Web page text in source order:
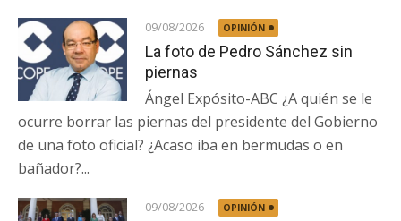
09/08/2026 OPINIÓN
La foto de Pedro Sánchez sin
piernas
Ángel Expósito-ABC ¿A quién se le
ocurre borrar las piernas del presidente del Gobierno
de una foto oficial? ¿Acaso iba en bermudas o en
bañador?...
09/08/2026 OPINIÓN